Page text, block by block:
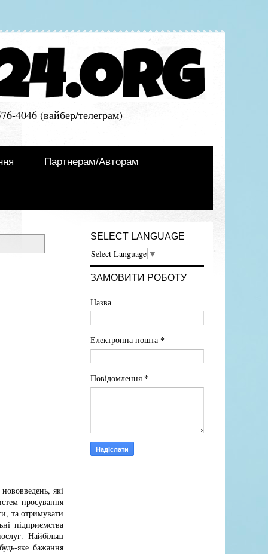
4046 (вайбер/телеграм)
Партнерам/Авторам
які
просування
та отримувати
підприємства
Найбільш
яке бажання
SELECT LANGUAGE
Select Language ▼
ЗАМОВИТИ РОБОТУ
Назва
Електронна пошта *
Повідомлення *